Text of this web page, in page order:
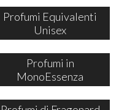
Profumi Equivalenti
Unisex
Profumi in
MonoEssenza